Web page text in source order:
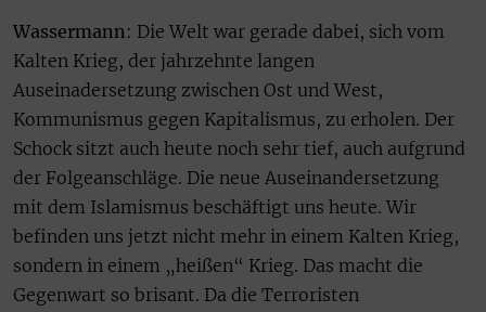
Wassermann : Die Welt war gerade dabei, sich vom
Kalten Krieg, der jahrzehnte langen
Auseinadersetzung zwischen Ost und West,
Kommunismus gegen Kapitalismus, zu erholen. Der
Schock sitzt auch heute noch sehr tief, auch aufgrund
der Folgeanschläge. Die neue Auseinandersetzung
mit dem Islamismus beschäftigt uns heute. Wir
befinden uns jetzt nicht mehr in einem Kalten Krieg,
sondern in einem „heißen“ Krieg. Das macht die
Gegenwart so brisant. Da die Terroristen